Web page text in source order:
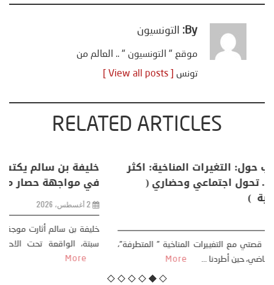
By: التونسيون
موقع " التونسيون " .. العالم من
تونس
RELATED ARTICLES
منذر بالضيافي يكتب حول: التغيرات المناخية: اكثر
من ظاهرة طبيعية .. تحول اجتماعي وحضاري (
مقاربة سوسيولوجية )
كتب: منذر بالضيافي بدأت قصتي مع التغييرات المناخية ” المتطرفة”،
منذ نهاية ثمانينات القرن الماضي، حين أطردنا ...
More